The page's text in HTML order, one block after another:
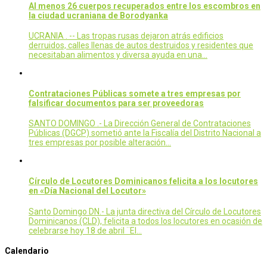
Al menos 26 cuerpos recuperados entre los escombros en
la ciudad ucraniana de Borodyanka
UCRANIA . -- Las tropas rusas dejaron atrás edificios
derruidos, calles llenas de autos destruidos y residentes que
necesitaban alimentos y diversa ayuda en una…
Contrataciones Públicas somete a tres empresas por
falsificar documentos para ser proveedoras
SANTO DOMINGO .- La Dirección General de Contrataciones
Públicas (DGCP) sometió ante la Fiscalía del Distrito Nacional a
tres empresas por posible alteración…
Círculo de Locutores Dominicanos felicita a los locutores
en «Día Nacional del Locutor»
Santo Domingo DN.- La junta directiva del Círculo de Locutores
Dominicanos (CLD), felicita a todos los locutores en ocasión de
celebrarse hoy 18 de abril ¨El…
Calendario